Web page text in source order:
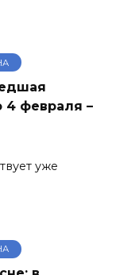
4 февраля –
уже